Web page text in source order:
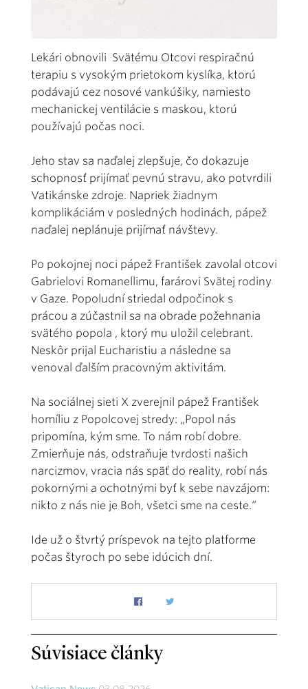
Lekári obnovili Svätému Otcovi respiračnú
terapiu s vysokým prietokom kyslíka, ktorú
podávajú cez nosové vankúšiky, namiesto
mechanickej ventilácie s maskou, ktorú
používajú počas noci.
Jeho stav sa naďalej zlepšuje, čo dokazuje
schopnosť prijímať pevnú stravu, ako potvrdili
Vatikánske zdroje. Napriek žiadnym
komplikáciám v posledných hodinách, pápež
naďalej neplánuje prijímať návštevy.
Po pokojnej noci pápež František zavolal otcovi
Gabrielovi Romanellimu, farárovi Svätej rodiny
v Gaze. Popoludní striedal odpočinok s
prácou a zúčastnil sa na obrade požehnania
svätého popola , ktorý mu uložil celebrant.
Neskôr prijal Eucharistiu a následne sa
venoval ďalším pracovným aktivitám.
Na sociálnej sieti X zverejnil pápež František
homíliu z Popolcovej stredy: „Popol nás
pripomína, kým sme. To nám robí dobre.
Zmierňuje nás, odstraňuje tvrdosti našich
narcizmov, vracia nás späť do reality, robí nás
pokornými a ochotnými byť k sebe navzájom:
nikto z nás nie je Boh, všetci sme na ceste.“
Ide už o štvrtý príspevok na tejto platforme
počas štyroch po sebe idúcich dní.
Súvisiace články